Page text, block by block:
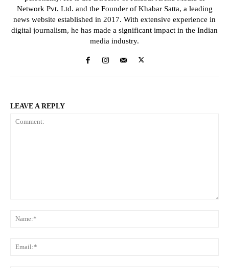
Network Pvt. Ltd. and the Founder of Khabar Satta, a leading
news website established in 2017. With extensive experience in
digital journalism, he has made a significant impact in the Indian
media industry.
LEAVE A REPLY